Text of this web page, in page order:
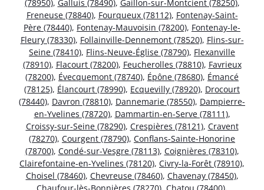
(78950), Galluis (78490), Gaillon-sur-Montcient (78250),
Freneuse (78840), Fourqueux (78112), Fontenay-Saint-
Père (78440), Fontenay-Mauvoisin (78200), Fontenay-le-
Fleury (78330), Follainville-Dennemont (78520), Flins-sur-
Seine (78410), Flins-Neuve-Église (78790), Flexanville
(78910), Flacourt (78200), Feucherolles (78810), Favrieux
(78200), Évecquemont (78740), Épône (78680), Émancé
(78125), Élancourt (78990), Ecquevilly (78920), Drocourt
(78440), Davron (78810), Dannemarie (78550), Dampierre-
en-Yvelines (78720), Dammartin-en-Serve (78111),
Croissy-sur-Seine (78290), Crespières (78121), Cravent
(78270), Courgent (78790), Conflans-Sainte-Honorine
(78700), Condé-sur-Vesgre (78113), Coignières (78310),
Clairefontaine-en-Yvelines (78120), Civry-la-Forêt (78910),
Choisel (78460), Chevreuse (78460), Chavenay (78450),